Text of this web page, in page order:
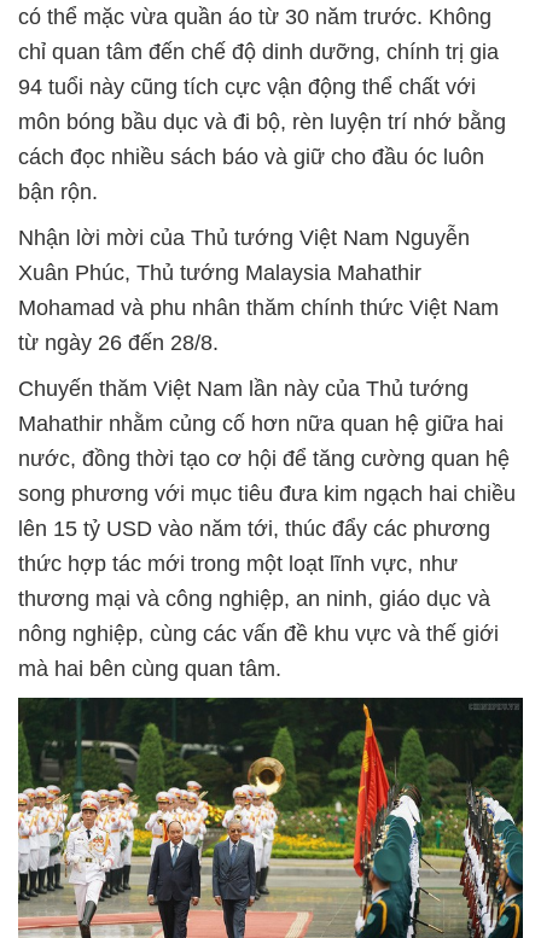
có thể mặc vừa quần áo từ 30 năm trước. Không
chỉ quan tâm đến chế độ dinh dưỡng, chính trị gia
94 tuổi này cũng tích cực vận động thể chất với
môn bóng bầu dục và đi bộ, rèn luyện trí nhớ bằng
cách đọc nhiều sách báo và giữ cho đầu óc luôn
bận rộn.
Nhận lời mời của Thủ tướng Việt Nam Nguyễn
Xuân Phúc, Thủ tướng Malaysia Mahathir
Mohamad và phu nhân thăm chính thức Việt Nam
từ ngày 26 đến 28/8.
Chuyến thăm Việt Nam lần này của Thủ tướng
Mahathir nhằm củng cố hơn nữa quan hệ giữa hai
nước, đồng thời tạo cơ hội để tăng cường quan hệ
song phương với mục tiêu đưa kim ngạch hai chiều
lên 15 tỷ USD vào năm tới, thúc đẩy các phương
thức hợp tác mới trong một loạt lĩnh vực, như
thương mại và công nghiệp, an ninh, giáo dục và
nông nghiệp, cùng các vấn đề khu vực và thế giới
mà hai bên cùng quan tâm.